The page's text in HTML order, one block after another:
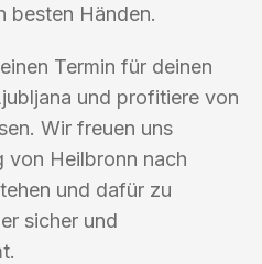
besten Händen.
Termin für deinen
und profitiere von
Wir freuen uns
von Heilbronn nach
und dafür zu
sicher und